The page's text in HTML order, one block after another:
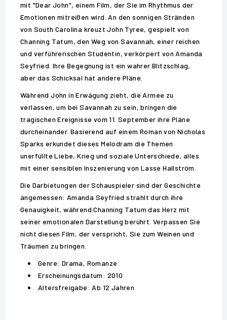
mit "Dear John", einem Film, der Sie im Rhythmus der
Emotionen mitreißen wird. An den sonnigen Stränden
von South Carolina kreuzt John Tyree, gespielt von
Channing Tatum, den Weg von Savannah, einer reichen
und verführerischen Studentin, verkörpert von Amanda
Seyfried. Ihre Begegnung ist ein wahrer Blitzschlag,
aber das Schicksal hat andere Pläne.
Während John in Erwägung zieht, die Armee zu
verlassen, um bei Savannah zu sein, bringen die
tragischen Ereignisse vom 11. September ihre Pläne
durcheinander. Basierend auf einem Roman von Nicholas
Sparks erkundet dieses Melodram die Themen
unerfüllte Liebe, Krieg und soziale Unterschiede, alles
mit einer sensiblen Inszenierung von Lasse Hallström.
Die Darbietungen der Schauspieler sind der Geschichte
angemessen: Amanda Seyfried strahlt durch ihre
Genauigkeit, während Channing Tatum das Herz mit
seiner emotionalen Darstellung berührt. Verpassen Sie
nicht diesen Film, der verspricht, Sie zum Weinen und
Träumen zu bringen.
Genre: Drama, Romanze
Erscheinungsdatum: 2010
Altersfreigabe: Ab 12 Jahren